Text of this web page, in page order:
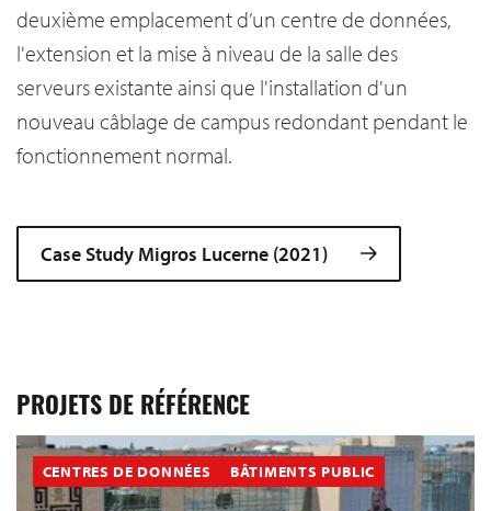
deuxième emplacement d’un centre de données,
l'extension et la mise à niveau de la salle des
serveurs existante ainsi que l'installation d'un
nouveau câblage de campus redondant pendant le
fonctionnement normal.
Case Study Migros Lucerne (2021)
PROJETS DE RÉFÉRENCE
CENTRES DE DONNÉES BÂTIMENTS PUBLIC